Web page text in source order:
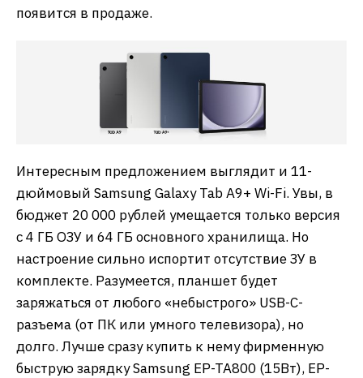
появится в продаже.
Интересным предложением выглядит и 11-
дюймовый Samsung Galaxy Tab A9+ Wi-Fi. Увы, в
бюджет 20 000 рублей умещается только версия
с 4 ГБ ОЗУ и 64 ГБ основного хранилища. Но
настроение сильно испортит отсутствие ЗУ в
комплекте. Разумеется, планшет будет
заряжаться от любого «небыстрого» USB-C-
разъема (от ПК или умного телевизора), но
долго. Лучше сразу купить к нему фирменную
быструю зарядку Samsung EP-TA800 (15Вт), EP-